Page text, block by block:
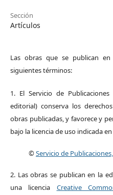
Sección
Artículos
Las obras que se publican
siguientes términos:
1. El Servicio de
editorial) conserva los
obras publicadas, y favorece y
bajo la licencia de uso indicada
©Servicio de
2. Las obras se publican en la
una licencia Creative